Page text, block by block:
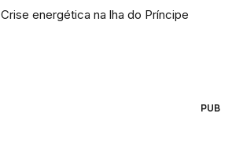
Crise energética na lha do Príncipe
PUB